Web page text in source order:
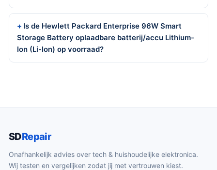
Is de Hewlett Packard Enterprise 96W Smart
Storage Battery oplaadbare batterij/accu Lithium-
Ion (Li-Ion) op voorraad?
SDRepair
Onafhankelijk advies over tech & huishoudelijke elektronica.
Wij testen en vergelijken zodat jij met vertrouwen kiest.